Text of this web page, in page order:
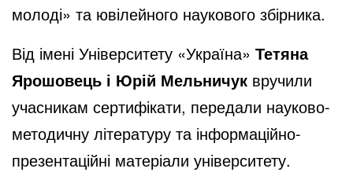
молоді» та ювілейного наукового збірника.
Від імені Університету «Україна» Тетяна
Ярошовець і Юрій Мельничук вручили
учасникам сертифікати, передали науково-
методичну літературу та інформаційно-
презентаційні матеріали університету.